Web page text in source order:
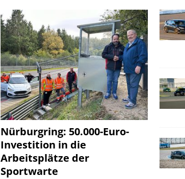
Nürburgring: 50.000-Euro-
Investition in die
Arbeitsplätze der
Sportwarte